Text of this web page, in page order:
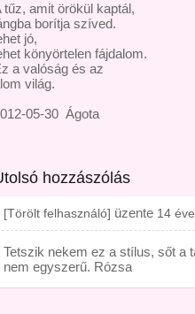
tűz, amit örökül kaptál,
borítja szíved.
jó,
könyörtelen fájdalom.
a valóság és az
világ.
05-30 Ágota
hozzászólás
[Törölt felhasználó] üzente 14 éve
Tetszik nekem ez a stílus, sőt a
nem egyszerű. Rózsa